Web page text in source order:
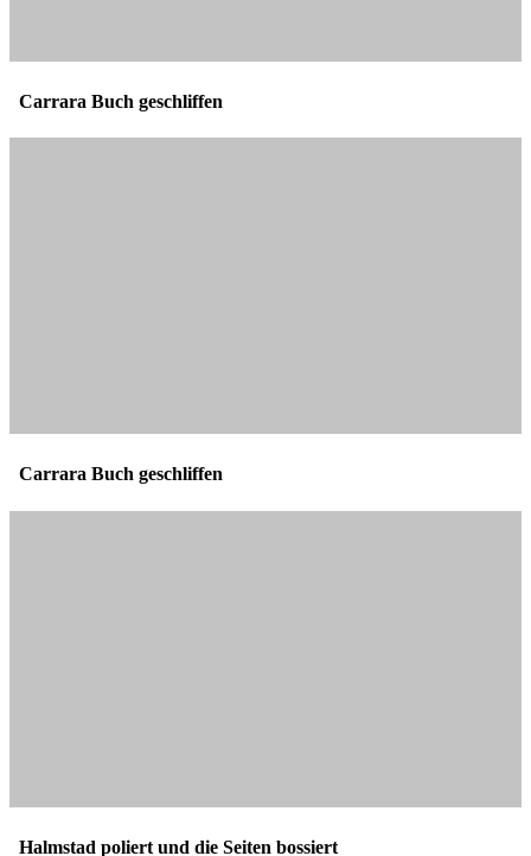
Carrara Buch geschliffen
Carrara Buch geschliffen
Halmstad poliert und die Seiten bossiert